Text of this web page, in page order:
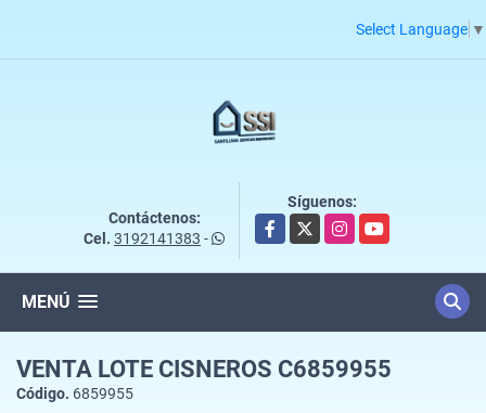
Select Language ▼
Contáctenos:
Cel. 3192141383 -
Síguenos:
Facebook
X InstagramYouTube
MENÚ
VENTA LOTE CISNEROS C6859955
Código. 6859955